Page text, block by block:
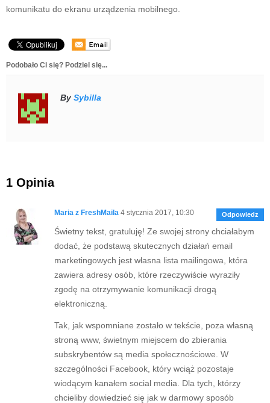
komunikatu do ekranu urządzenia mobilnego.
Podobało Ci się? Podziel się...
By Sybilla
1 Opinia
Maria z FreshMaila 4 stycznia 2017, 10:30 Odpowiedz
Świetny tekst, gratuluję! Ze swojej strony chciałabym
dodać, że podstawą skutecznych działań email
marketingowych jest własna lista mailingowa, która
zawiera adresy osób, które rzeczywiście wyraziły
zgodę na otrzymywanie komunikacji drogą
elektroniczną.
Tak, jak wspomniane zostało w tekście, poza własną
stroną www, świetnym miejscem do zbierania
subskrybentów są media społecznościowe. W
szczególności Facebook, który wciąż pozostaje
wiodącym kanałem social media. Dla tych, którzy
chcieliby dowiedzieć się jak w darmowy sposób